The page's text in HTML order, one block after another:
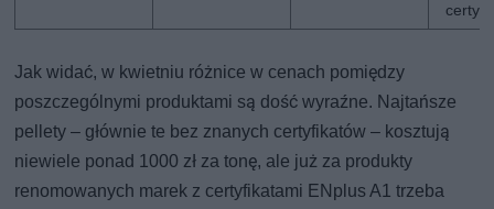
Jak widać, w kwietniu różnice w cenach pomiędzy
poszczególnymi produktami są dość wyraźne. Najtańsze
pellety – głównie te bez znanych certyfikatów – kosztują
niewiele ponad 1000 zł za tonę, ale już za produkty
renomowanych marek z certyfikatami ENplus A1 trzeba